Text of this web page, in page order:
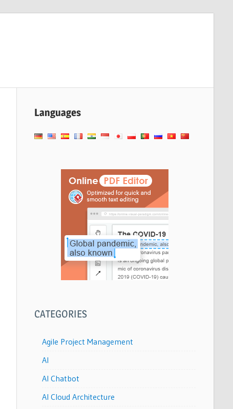
Languages
CATEGORIES
Agile Project Management
AI
AI Chatbot
AI Cloud Architecture